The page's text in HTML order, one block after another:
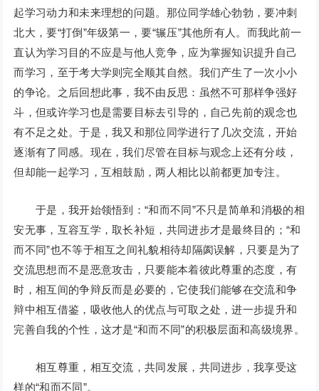
起学习动力和未来理想的问题。那位同学雄心勃勃，要冲刺
北大，要“打倒”年级第一，要“辗压”其他所有人。而我此前一
直认为学习目的不应是与他人竞争，应为掌握知识提升自己
而学习，至于考大学则完全顺其自然。我们产生了一次小小
的争论。之后回想此事，我不由反思：虽然不可那样争强好
斗，但或许学习也是需要目标去引导的，自己先前的观念也
有不足之处。于是，我又和那位同学进行了几次交流，开始
逐渐有了同感。现在，我们尽管在目标与观念上还有分歧，
但却能一起学习，互相鼓励，两人相比以前都更加专注。
于是，我开始领悟到：“和而不同”不只是简单和消极的相
安无事，互容互学，取长补短，共同进步才是最终目的；“和
而不同”也不等于相互之间礼貌相待却隔阂误解，只要是为了
交流思想而不是恶意攻击，只要能本着彼此尊重的态度，有
时，相互间的争辩反而是必要的，它使我们能够在交流和争
辩中相互借鉴，吸收他人的优点与可取之处，进一步提升和
完善自我的个性，这才是“和而不同”的积极层面和高级境界。
相互尊重，相互交流，共同发展，共同进步，我享受这
样的“和而不同”。